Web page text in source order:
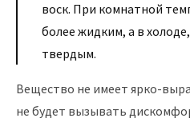
воск. При комнатной
более жидким, а в
твердым.
Вещество не имеет ярко-
не будет вызывать